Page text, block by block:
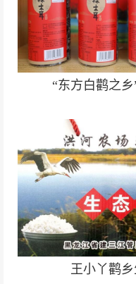
“东方白鹳之
王小丫鹳